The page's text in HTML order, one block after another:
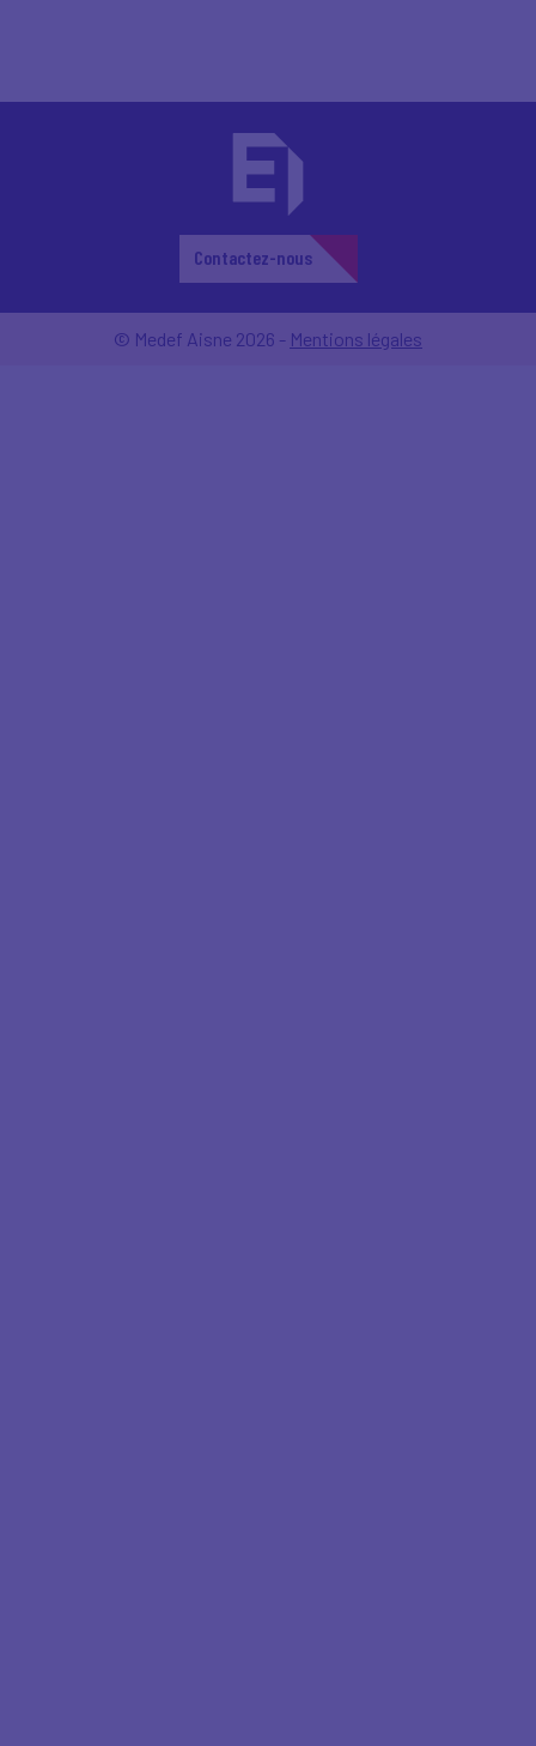
Contactez-nous
© Medef Aisne 2026 - Mentions légales